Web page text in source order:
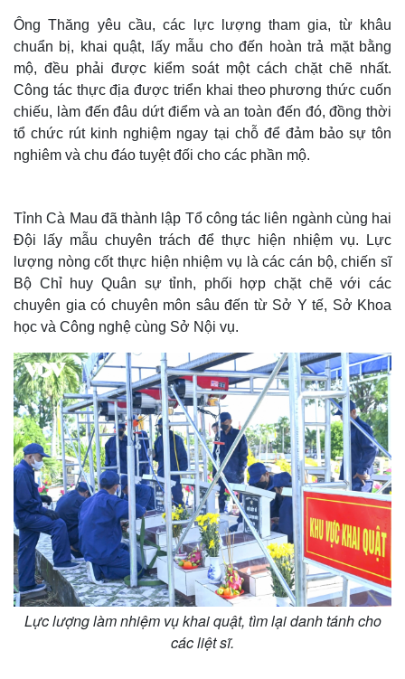
Thế giới
Quan sát
Cuộc sống đó đây
Hồ sơ
Multimedia
Video
Ảnh
E-Magazine
Infographic
Ông Thăng yêu cầu, các lực lượng tham gia, từ khâu
chuẩn bị, khai quật, lấy mẫu cho đến hoàn trả mặt bằng
mộ, đều phải được kiểm soát một cách chặt chẽ nhất.
Công tác thực địa được triển khai theo phương thức cuốn
chiếu, làm đến đâu dứt điểm và an toàn đến đó, đồng thời
tổ chức rút kinh nghiệm ngay tại chỗ để đảm bảo sự tôn
nghiêm và chu đáo tuyệt đối cho các phần mộ.
Tỉnh Cà Mau đã thành lập Tổ công tác liên ngành cùng hai
Đội lấy mẫu chuyên trách để thực hiện nhiệm vụ. Lực
lượng nòng cốt thực hiện nhiệm vụ là các cán bộ, chiến sĩ
Bộ Chỉ huy Quân sự tỉnh, phối hợp chặt chẽ với các
chuyên gia có chuyên môn sâu đến từ Sở Y tế, Sở Khoa
học và Công nghệ cùng Sở Nội vụ.
Lực lượng làm nhiệm vụ khai quật, tìm lại danh tánh cho
các liệt sĩ.